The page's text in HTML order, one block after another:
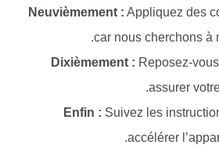
Neuvièmement : Appliquez des
car nous cherchons à
Dixièmement : Reposez-
assurer
Enfin : Suivez les
accélérer